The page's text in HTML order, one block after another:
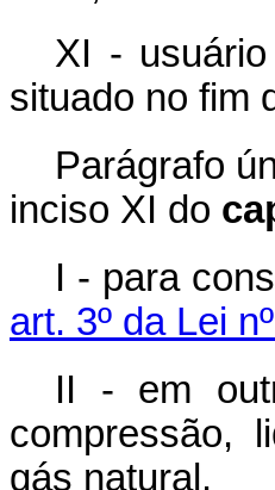
XI -
situado no fim
Parágrafo
inciso XI do
I - para
art. 3º da Lei
II - em
compressão,
gás natural.